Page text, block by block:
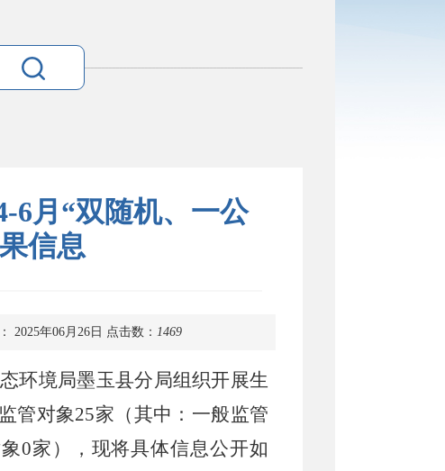
6月“双随机、一公
信息
2025年06月26日 点击数： 1469
环境局墨玉县分局组织开展生
管对象25家 （其中： 一般监管
0家 ）
，现将具体信息公开如